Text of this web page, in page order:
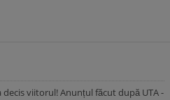
decis viitorul! Anunțul făcut după UTA -